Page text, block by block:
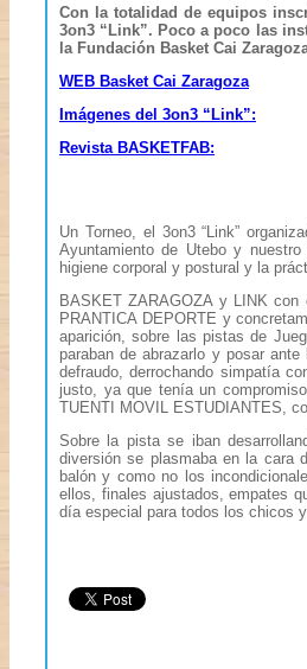
Con la totalidad de equipos
3on3 “Link”. Poco a poco las
la Fundación Basket Cai
WEB Basket Cai Zaragoza
Imágenes del 3on3 “Link”:
Revista BASKETFAB:
Un Torneo, el 3on3 “Link”
Ayuntamiento de Utebo y
higiene corporal y postural y la
BASKET ZARAGOZA y LINK
PRANTICA DEPORTE y
aparición, sobre las pistas de
paraban de abrazarlo y posar
defraudo, derrochando simpatía
justo, ya que tenía un
TUENTI MOVIL ESTUDIANTES,
Sobre la pista se iban
diversión se plasmaba en la cara
balón y como no los
ellos, finales ajustados, empates
día especial para todos los chicos